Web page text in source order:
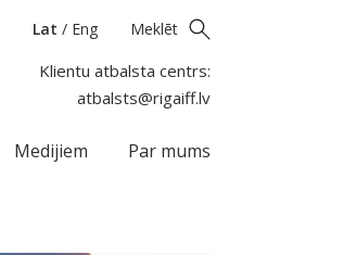
Lat / Eng Meklēt
Klientu atbalsta centrs:
atbalsts@rigaiff.lv
Medijiem Par mums